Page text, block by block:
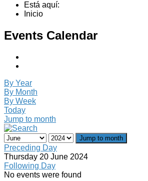
Está aquí:
Inicio
Events Calendar
By Year
By Month
By Week
Today
Jump to month
Jump to month
Preceding Day
Thursday 20 June 2024
Following Day
No events were found